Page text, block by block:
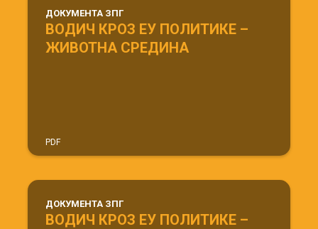
ДОКУМЕНТА ЗПГ
ВОДИЧ КРОЗ ЕУ ПОЛИТИКЕ –
ЖИВОТНА СРЕДИНА
PDF
ДОКУМЕНТА ЗПГ
ВОДИЧ КРОЗ ЕУ ПОЛИТИКЕ –